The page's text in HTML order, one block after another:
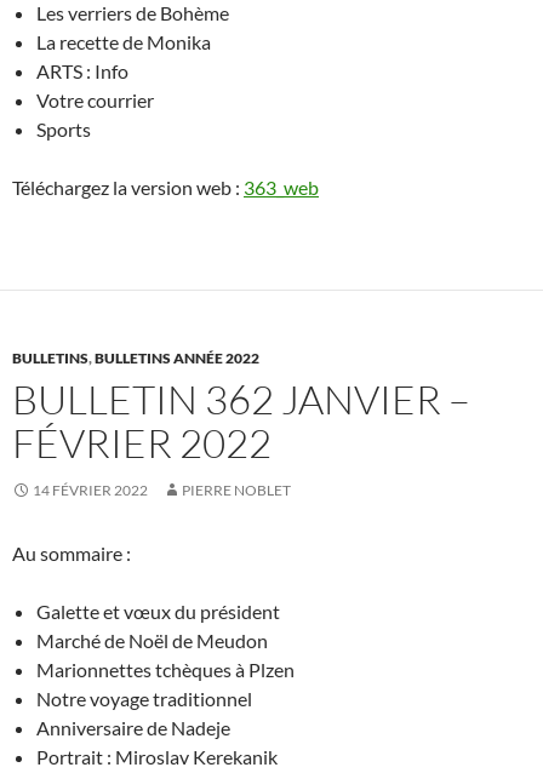
Les verriers de Bohème
La recette de Monika
ARTS : Info
Votre courrier
Sports
Téléchargez la version web : 363_web
BULLETINS,BULLETINS ANNÉE 2022
BULLETIN 362 JANVIER –
FÉVRIER 2022
14 FÉVRIER 2022 PIERRE NOBLET
Au sommaire :
Galette et vœux du président
Marché de Noël de Meudon
Marionnettes tchèques à Plzen
Notre voyage traditionnel
Anniversaire de Nadeje
Portrait : Miroslav Kerekanik